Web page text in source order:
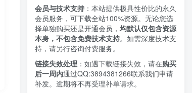
会员与技术支持 ：本站提供极具性价比的永久
会员服务，可下载全站100%资源。无论您选
择单独购买还是开通会员， 均默认仅包含资源
本身，不包含免费技术支持。如需深度技术支
持，请另行咨询付费服务。
链接失效处理 ：如遇下载链接失效，请在购买
后一周内通过QQ:3894381266联系我们申请
补发。逾期将不再受理补单请求。